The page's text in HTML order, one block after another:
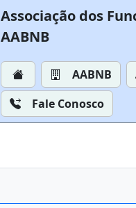
Associação dos
AABNB
AABNB
Fale Conosco